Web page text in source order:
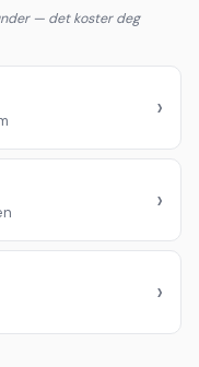
— det koster deg
›
›
›